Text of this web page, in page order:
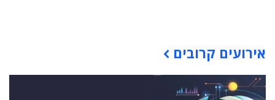
אירועים קרובים